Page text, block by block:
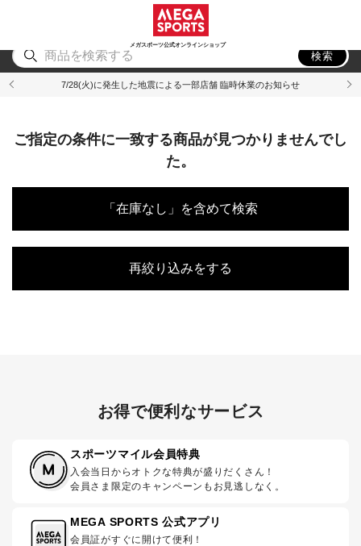
メガスポーツ公式オンラインショップ
アウトドア
検索
7/28(火)に発生した地震による一部店舗 臨時休業のお知らせ
ご指定の条件に一致する商品が見つかりませんでし
た。
「在庫なし」を含めて検索
再絞り込みをする
お得で便利なサービス
スポーツマイル会員特典
入会当日からオトクな特典が盛りだくさん！
会員さま限定のキャンペーンもお見逃しなく。
MEGA SPORTS 公式アプリ
会員証がすぐに開けて便利！